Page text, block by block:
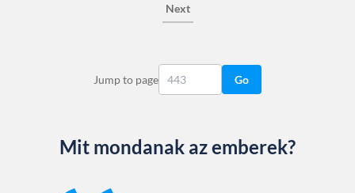
Next
Jump to page Go
Mit mondanak az emberek?